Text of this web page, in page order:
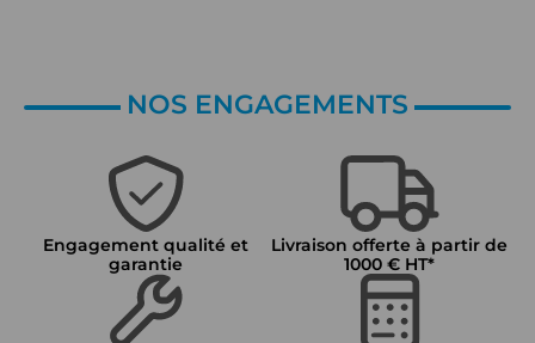
NOS ENGAGEMENTS
Engagement qualité et
garantie
Livraison offerte à partir de
1000 € HT*